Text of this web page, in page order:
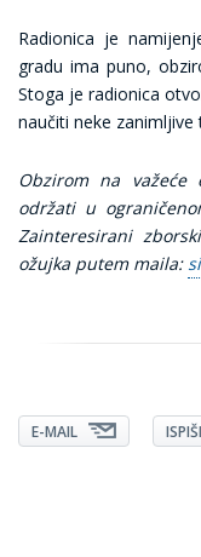
Radionica je
gradu ima puno,
Stoga je radionica
naučiti neke zanimljive
Obzirom na važeće
održati u
Zainteresirani
ožujka putem maila:
E-MAIL ISPIŠI